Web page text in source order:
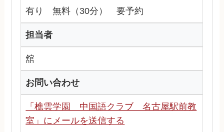
有り 無料（30分） 要予約
担当者
舘
お問い合わせ
「樵雲学園 中国語クラブ 名古屋駅前教
室」にメールを送信する